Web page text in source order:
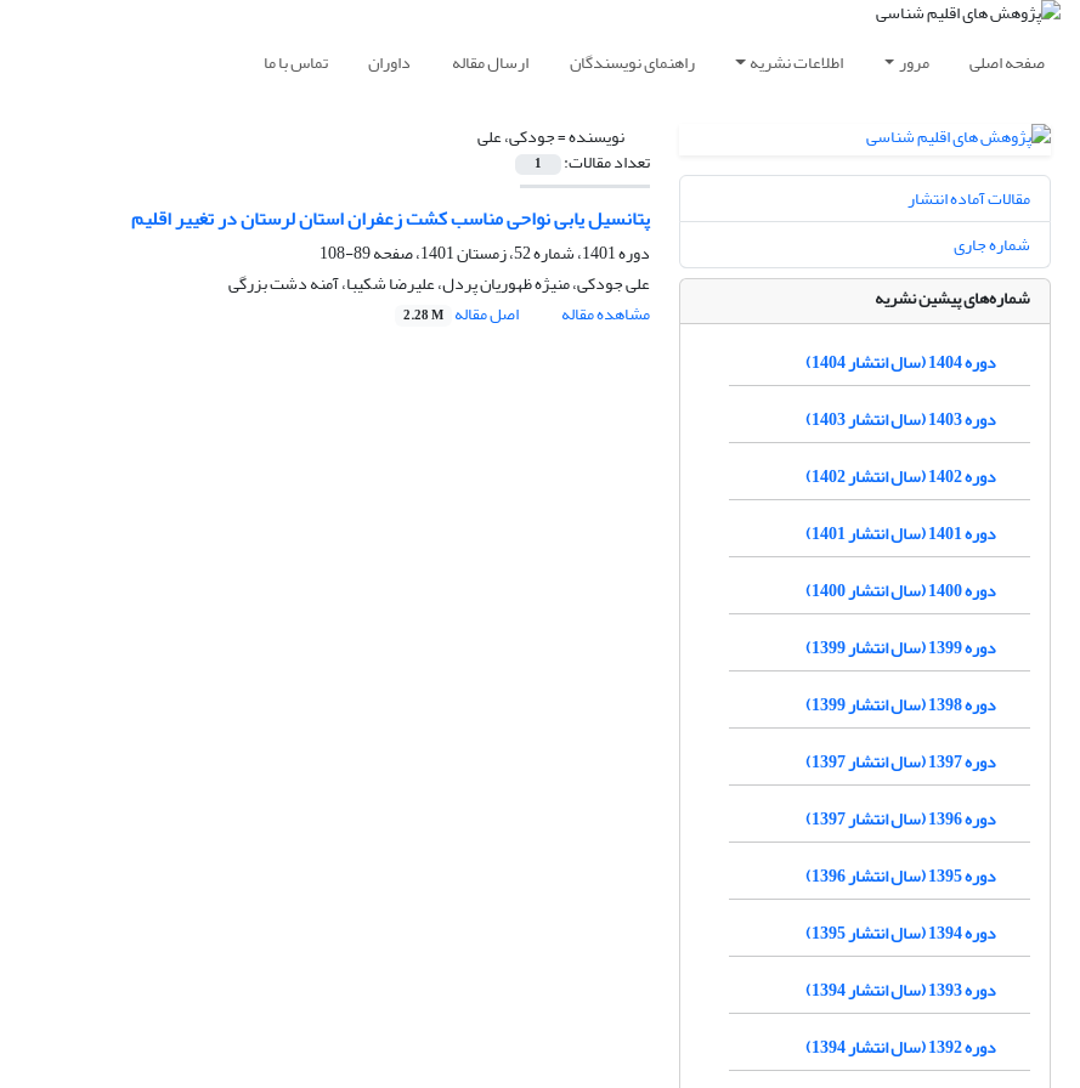
صفحه اصلی مرور اطلاعات نشریه راهنمای نویسندگان ارسال مقاله داوران تماس با ما
نویسنده =جودکی، علی
تعداد مقالات: 1
پتانسیل یابی نواحی مناسب کشت زعفران استان لرستان در تغییر اقلیم
دوره 1401، شماره 52، زمستان 1401، صفحه
89-108
علی جودکی، منیژه ظهوریان پردل، علیرضا شکیبا، آمنه دشت بزرگی
مشاهده مقاله
اصل مقاله 2.28 M
مقالات آماده انتشار
شماره جاری
شماره‌های پیشین نشریه
دوره 1404 (سال انتشار 1404)
دوره 1403 (سال انتشار 1403)
دوره 1402 (سال انتشار 1402)
دوره 1401 (سال انتشار 1401)
دوره 1400 (سال انتشار 1400)
دوره 1399 (سال انتشار 1399)
دوره 1398 (سال انتشار 1399)
دوره 1397 (سال انتشار 1397)
دوره 1396 (سال انتشار 1397)
دوره 1395 (سال انتشار 1396)
دوره 1394 (سال انتشار 1395)
دوره 1393 (سال انتشار 1394)
دوره 1392 (سال انتشار 1394)